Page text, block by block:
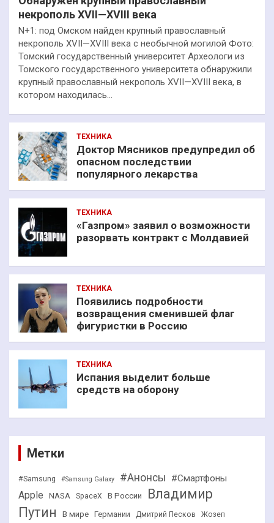
некрополь XVII—XVIII века
N+1: под Омском найден крупный православный
некрополь XVII—XVIII века с необычной могилой Фото:
Томский государственный университет Археологи из
Томского государственного университета обнаружили
крупный православный некрополь XVII—XVIII века, в
котором находилась…
ТЕХНИКА
Доктор Мясников предупредил об
опасном последствии
популярного лекарства
ТЕХНИКА
«Газпром» заявил о возможности
разорвать контракт с Молдавией
ТЕХНИКА
Появились подробности
возвращения сменившей флаг
фигуристки в Россию
ТЕХНИКА
Испания выделит больше
средств на оборону
Метки
#Samsung #Samsung Galaxy #Анонсы #Смартфоны
Apple NASA SpaceX В России
Владимир
Путин
В мире Германии Дмитрий Песков
Жозеп